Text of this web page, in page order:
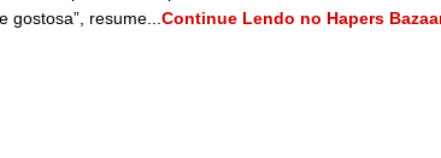
gostosa”, resume...Continue Lendo no Hapers